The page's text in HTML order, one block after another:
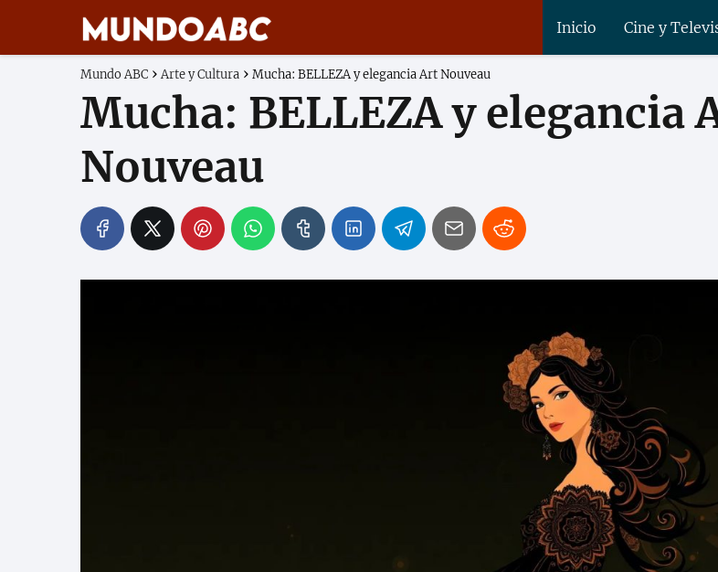
Inicio Cine y
Mundo ABC Arte y Cultura Mucha: BELLEZA y elegancia Art Nouveau
Mucha: BELLEZA y elegancia
Nouveau